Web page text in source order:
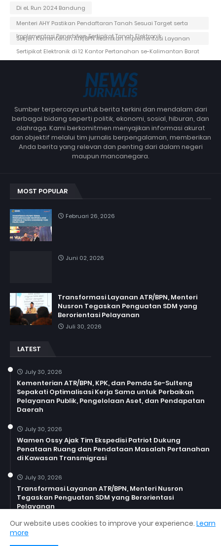
Di eL Run 2024 Bandung
Menteri AHY Pastikan Pendaftaran Tanah Sesuai Target serta
Implementasi Penerbitan Sertipikat Tanah Elektronik
Sekjen Kementerian ATR/BPN Resmikan Implementasi Layanan
Sertipikat Elektronik di 12 Kantor Pertanahan se-Kalimantan Barat
Sumber terpercaya untuk berita terkini dan mendalam dari
berbagai bidang seperti politik, ekonomi, sosial, hiburan, dan
olahraga. Kami berkomitmen menyajikan informasi akurat
dan objektif melalui tim jurnalis berpengalaman, memberikan
Anda berita yang relevan dan penting dari dalam negeri
maupun mancanegara.
MOST POPULAR
Februari 26, 2026
Juni 02, 2026
Transformasi Layanan ATR/BPN, Menteri
Nusron Tegaskan Penguatan SDM yang
Berorientasi Pelayanan
Juli 30, 2026
LATEST
July 30, 2026
Kementerian ATR/BPN, KPK, dan Pemda Se-Sulteng
Sepakati Optimalisasi Kerja Sama untuk Perbaikan
Pelayanan Publik, Pengelolaan Aset, dan Pendapatan
Daerah
July 30, 2026
Wamen Ossy Ajak Tim Ekspedisi Patriot Dukung
Penataan Ruang dan Pendataan Masalah Pertanahan
di Kawasan Transmigrasi
July 30, 2026
Transformasi Layanan ATR/BPN, Menteri Nusron
Tegaskan Penguatan SDM yang Berorientasi
Pelayanan
Our website uses cookies to improve your experience. Learn
more